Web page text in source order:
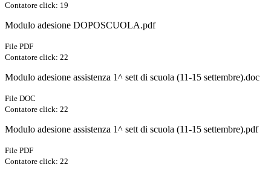
Contatore click: 19
Modulo adesione DOPOSCUOLA.pdf
File PDF
Contatore click: 22
Modulo adesione assistenza 1^ sett di scuola (11-15 settembre).doc
File DOC
Contatore click: 22
Modulo adesione assistenza 1^ sett di scuola (11-15 settembre).pdf
File PDF
Contatore click: 22